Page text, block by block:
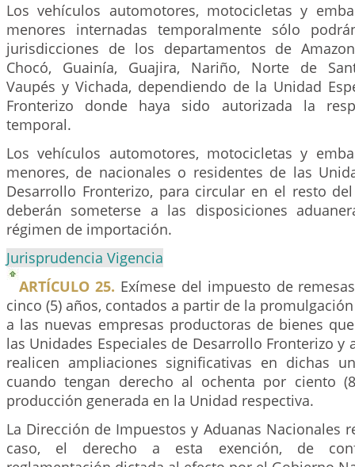
Los vehículos automotores, motocicletas y
menores internadas temporalmente sólo
jurisdicciones de los departamentos de
Chocó, Guainía, Guajira, Nariño, Norte de
Vaupés y Vichada, dependiendo de la Unidad
Fronterizo donde haya sido autorizada la
temporal.
Los vehículos automotores, motocicletas y
menores, de nacionales o residentes de las
Desarrollo Fronterizo, para circular en el resto
deberán someterse a las disposiciones
régimen de importación.
Jurisprudencia Vigencia
ARTÍCULO 25. Exímese del impuesto de
cinco (5) años, contados a partir de la
a las nuevas empresas productoras de bienes
las Unidades Especiales de Desarrollo Fronterizo y
realicen ampliaciones significativas en dichas
cuando tengan derecho al ochenta por ciento
producción generada en la Unidad respectiva.
La Dirección de Impuestos y Aduanas Nacionales
caso, el derecho a esta exención, de